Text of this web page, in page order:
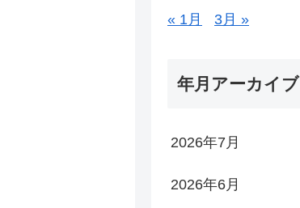
« 1月 3月 »
年月アーカイブ
2026年7月
2026年6月